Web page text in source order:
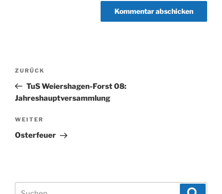
Beitragsnavigation
Vorheriger
Beitrag
ZURÜCK
TuS Weiershagen-Forst 08:
Jahreshauptversammlung
Nächster
Beitrag
WEITER
Osterfeuer